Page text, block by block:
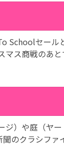
Schoolセール
マス商戦のあ
ジ）や庭（ヤ
のクラシファ